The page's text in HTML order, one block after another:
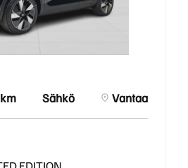
Sähkö Vantaa